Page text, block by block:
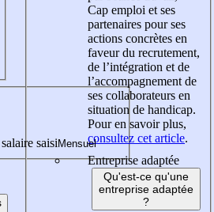
saisi
Cap emploi et ses
partenaires pour ses
actions concrètes en
faveur du recrutement,
de l’intégration et de
l’accompagnement de
ses collaborateurs en
situation de handicap.
Pour en savoir plus,
consultez cet article.
Entreprise adaptée
Qu'est-ce qu'une
entreprise adaptée
?